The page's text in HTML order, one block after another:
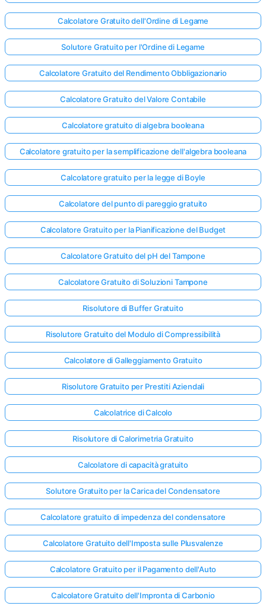
Calcolatore Gratuito dell'Ordine di Legame
Solutore Gratuito per l'Ordine di Legame
Calcolatore Gratuito del Rendimento Obbligazionario
Calcolatore Gratuito del Valore Contabile
Calcolatore gratuito di algebra booleana
Calcolatore gratuito per la semplificazione dell'algebra booleana
Calcolatore gratuito per la legge di Boyle
Calcolatore del punto di pareggio gratuito
Calcolatore Gratuito per la Pianificazione del Budget
Calcolatore Gratuito del pH del Tampone
Calcolatore Gratuito di Soluzioni Tampone
Risolutore di Buffer Gratuito
Risolutore Gratuito del Modulo di Compressibilità
Calcolatore di Galleggiamento Gratuito
Risolutore Gratuito per Prestiti Aziendali
Calcolatrice di Calcolo
Risolutore di Calorimetria Gratuito
Calcolatore di capacità gratuito
Solutore Gratuito per la Carica del Condensatore
Calcolatore gratuito di impedenza del condensatore
Calcolatore Gratuito dell'Imposta sulle Plusvalenze
Calcolatore Gratuito per il Pagamento dell'Auto
Calcolatore Gratuito dell'Impronta di Carbonio